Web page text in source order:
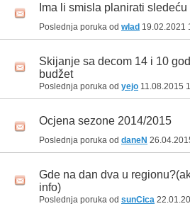
Ima li smisla planirati
Poslednja poruka od wlad 19.02.2021
Skijanje sa decom 14 i 10
budžet
Poslednja poruka od yejo 11.08.2015
Ocjena sezone 2014/2015
Poslednja poruka od daneN
Gde na dan dva u
info)
Poslednja poruka od sunCica